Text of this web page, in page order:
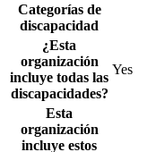
Categorías de
discapacidad
¿Esta
organización
incluye todas las
discapacidades?
Yes
Esta
organización
incluye estos